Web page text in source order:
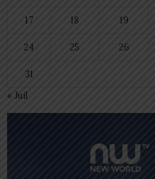
17 18 19
24 25 26
31
« Juil